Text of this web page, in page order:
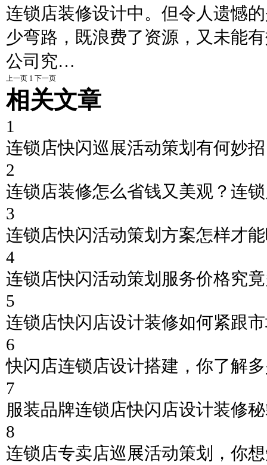
连锁店装修设计中。但令人遗憾
少弯路，既浪费了资源，又未能
公司究…
上一页 1 下一页
相关文章
1
连锁店快闪巡展活动策划有何妙
2
连锁店装修怎么省钱又美观？连
3
连锁店快闪活动策划方案怎样才
4
连锁店快闪活动策划服务价格究
5
连锁店快闪店设计装修如何紧跟
6
快闪店连锁店设计搭建，你了解
7
服装品牌连锁店快闪店设计装修
8
连锁店专卖店巡展活动策划，你